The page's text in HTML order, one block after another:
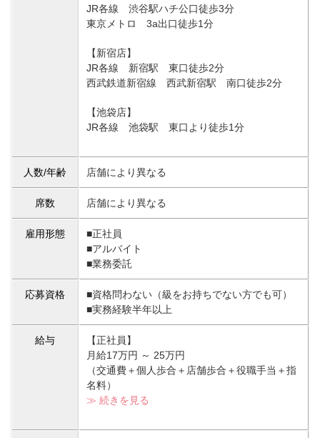
JR各線 渋谷駅ハチ公口徒歩3分
東京メトロ 3a出口徒歩1分
【新宿店】
JR各線 新宿駅 東口徒歩2分
西武鉄道新宿線 西武新宿駅 南口徒歩2分
【池袋店】
JR各線 池袋駅 東口より徒歩1分
人数/年齢 店舗により異なる
席数 店舗により異なる
雇用形態
■正社員
■アルバイト
■業務委託
応募資格
■資格問わない（級をお持ちでない方でも可）
■実務経験半年以上
給与
【正社員】
月給17万円 ～ 25万円
（交通費＋個人歩合＋店舗歩合＋役職手当＋指
名料）
≫ 続きを見る